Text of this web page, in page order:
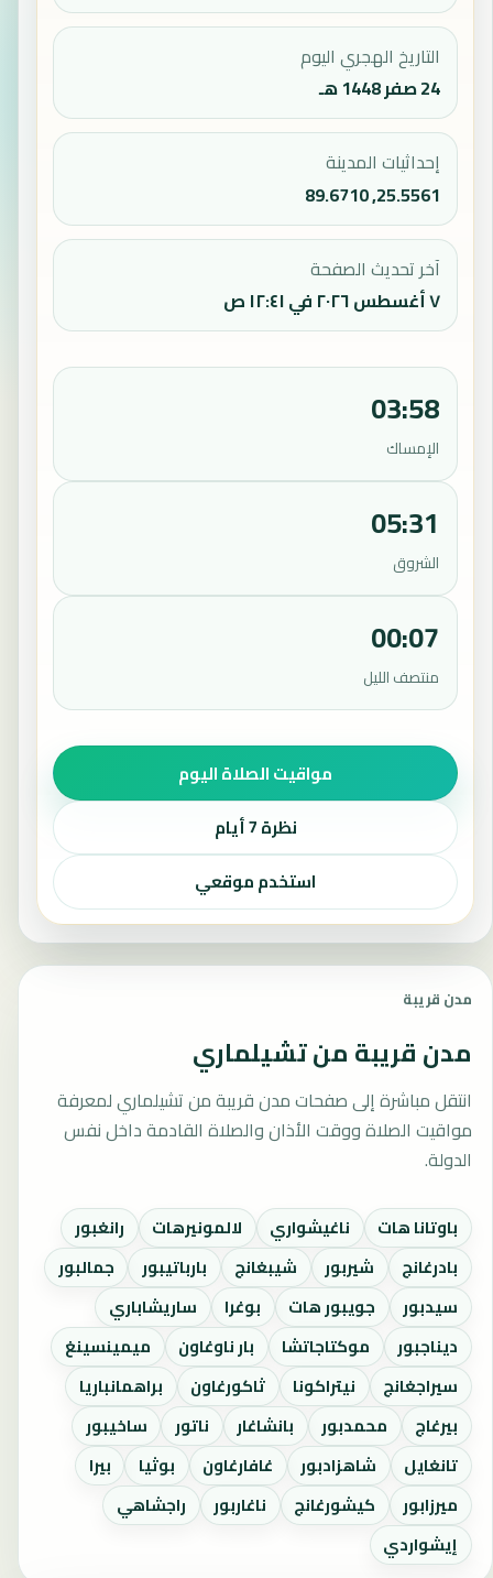
التاريخ الهجري اليوم
24 صفر 1448 هـ
إحداثيات المدينة
25.5561, 89.6710
آخر تحديث الصفحة
٧ أغسطس ٢٠٢٦ في ١٢:٤١ ص
03:58
الإمساك
05:31
الشروق
00:07
منتصف الليل
مواقيت الصلاة اليوم
نظرة 7 أيام
استخدم موقعي
مدن قريبة
مدن قريبة من تشيلماري
انتقل مباشرة إلى صفحات مدن قريبة من تشيلماري لمعرفة
مواقيت الصلاة ووقت الأذان والصلاة القادمة داخل نفس
الدولة.
باوتانا هات ناغيشواري لالمونيرهات
رانغبور
بادرغانج
شيربور شيبغانج بارباتيبور
جمالبور
سيدبور
جويبور هات بوغرا
ساريشاباري
ديناجبور
موكتاجاتشا بار ناوغاون
ميمينسينغ
سيراجغانج
نيتراكونا ثاكورغاون
براهمانباريا
بيرغاج
محمدبور بانشاغار ناتور
ساخيبور
تانغايل
شاهزادبور غافارغاون بوثيا
بيرا
ميرزابور
كيشورغانج ناغاربور
راجشاهي
إيشواردي